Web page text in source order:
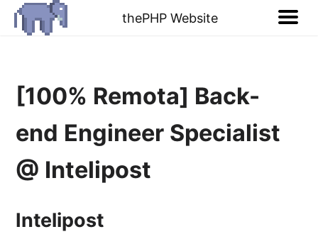
thePHP Website
[100% Remota] Back-
end Engineer Specialist
@ Intelipost
Intelipost